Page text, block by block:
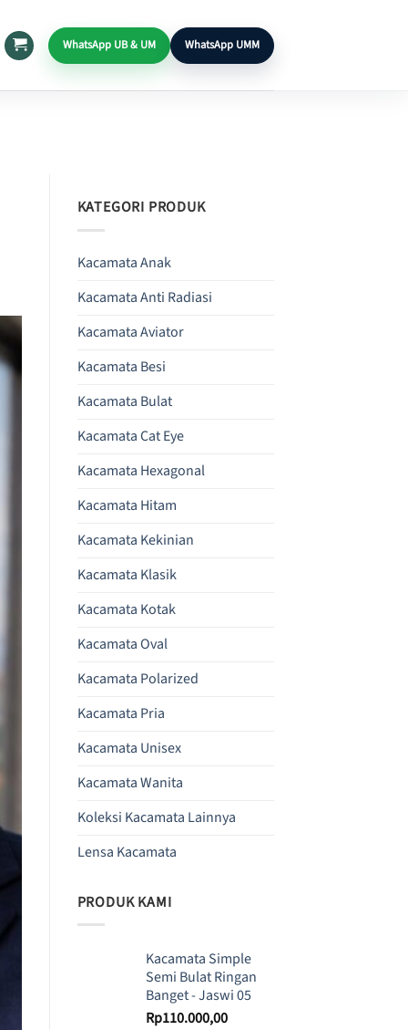
WhatsApp UB & UM WhatsApp UMM
KATEGORI PRODUK
Kacamata Anak
Kacamata Anti Radiasi
Kacamata Aviator
Kacamata Besi
Kacamata Bulat
Kacamata Cat Eye
Kacamata Hexagonal
Kacamata Hitam
Kacamata Kekinian
Kacamata Klasik
Kacamata Kotak
Kacamata Oval
Kacamata Polarized
Kacamata Pria
Kacamata Unisex
Kacamata Wanita
Koleksi Kacamata Lainnya
Lensa Kacamata
PRODUK KAMI
Kacamata Simple
Semi Bulat Ringan
Banget - Jaswi 05
Rp110.000,00